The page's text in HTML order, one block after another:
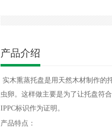
产品介绍
实木熏蒸托盘是用天然木材制作的
虫卵。这样做主要是为了让托盘符
IPPC标识作为证明。
产品特点：